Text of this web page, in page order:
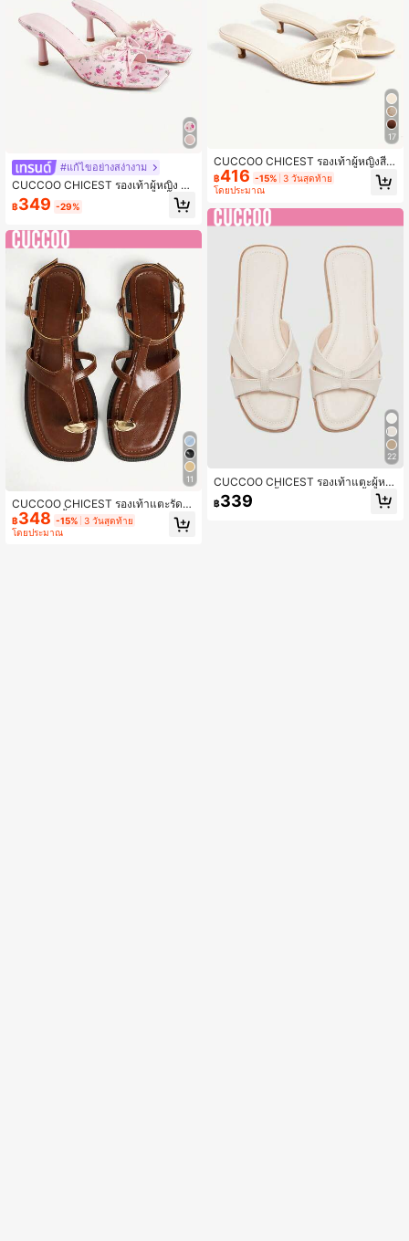
#แก้ไขอย่างสง่างาม
CUCCOO CHICEST รองเท้าผู้หญิง สีช
มพู ลายดอกไม้ ตกแต่งลูกไม้ แฟชั่นหรู
หรา โบว์ รองเท้าแตะสวม
฿349 -29%
11
CUCCOO CHICEST รองเท้าแตะรัดส้
นแบบเปิดนิ้วเท้า
฿348 -15% 3 วันสุดท้าย
โดยประมาณ
17
CUCCOO CHICEST รองเท้าผู้หญิงสีเ
บจ ลายโบว์ถัก มีองค์ประกอบดีไซน์ทัน
สมัยและสวมใส่สบาย สำหรับวันหยุดฤดู
รองเท้าแตะ รองเท้าฤดูร้อน
฿416 -15% 3 วันสุดท้าย
โดยประมาณ
22
CUCCOO CHICEST รองเท้าแตะผู้หญิ
งแบบลำลองพื้นแบน สบาย เปิดนิ้วเท้า
สำหรับใส่ไปชายหาด/ใส่เดินถนน รองเ
฿339